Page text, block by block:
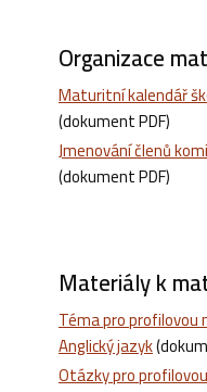
Organizace
Maturitní kalendář
(dokument PDF)
Jmenování členů
(dokument PDF)
Materiály k
Téma pro
Anglický jazyk
Otázky pro